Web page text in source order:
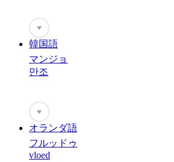
♥
韓国語
マンジョ
만조
♥
オランダ語
フルッドゥ
vloed